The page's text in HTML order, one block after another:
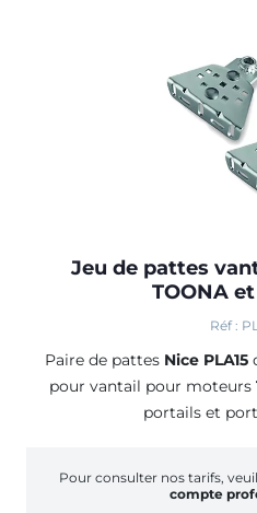
Jeu de pattes
TOONA
Réf :
Paire de pattes Nice PLA15
pour vantail pour moteurs
portails et
Pour consulter nos tarifs,
compte